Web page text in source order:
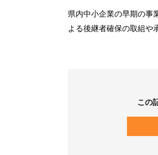
県内中小企業の早期の事
よる後継者確保の取組や
この